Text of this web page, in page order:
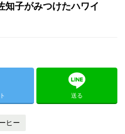
知子がみつけたハワイ
送る
ヒー